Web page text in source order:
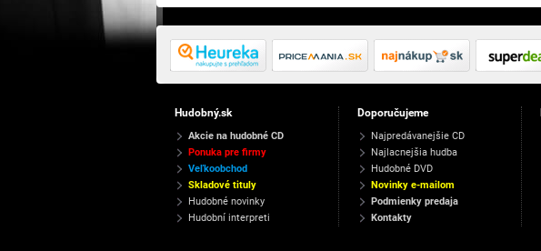
Hudobný.sk
Akcie na hudobné CD
Ponuka pre firmy
Veľkoobchod
Skladové tituly
Hudobné novinky
Hudobní interpreti
Doporučujeme
Najpredávanejšie CD
Najlacnejšia hudba
Hudobné DVD
Novinky e-mailom
Podmienky predaja
Kontakty